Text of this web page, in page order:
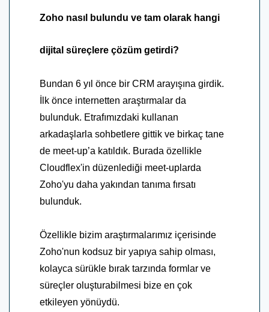
Zoho nasıl bulundu ve tam olarak hangi
dijital süreçlere çözüm getirdi?
Bundan 6 yıl önce bir CRM arayışına girdik.
İlk önce internetten araştırmalar da
bulunduk. Etrafımızdaki kullanan
arkadaşlarla sohbetlere gittik ve birkaç tane
de meet-up’a katıldık. Burada özellikle
Cloudflex'in düzenlediği meet-uplarda
Zoho'yu daha yakından tanıma fırsatı
bulunduk.
Özellikle bizim araştırmalarımız içerisinde
Zoho'nun kodsuz bir yapıya sahip olması,
kolayca sürükle bırak tarzında formlar ve
süreçler oluşturabilmesi bize en çok
etkileyen yönüydü.